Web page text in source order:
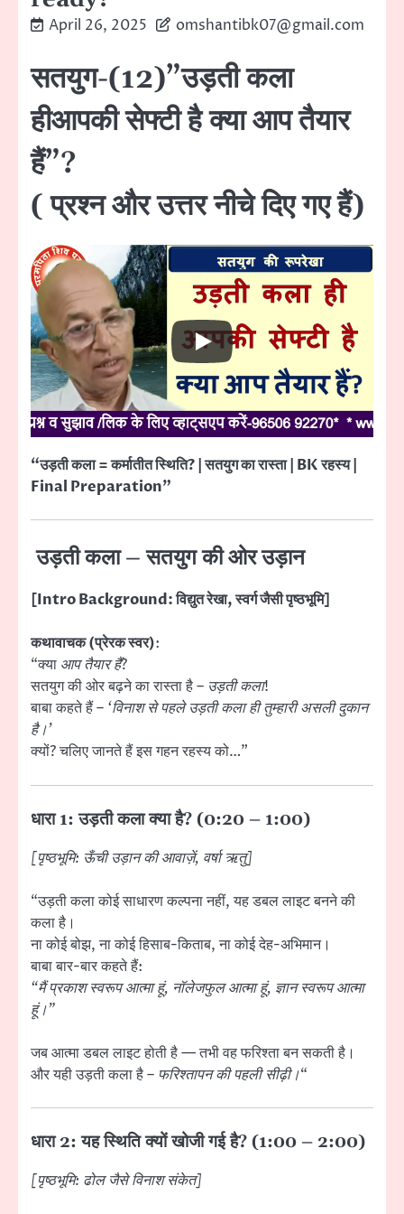
April 26, 2025 omshantibk07@gmail.com
सतयुग-(12)”उड़ती कला
हीआपकी सेफ्टी है क्या आप तैयार
हैं”?
( प्रश्न और उत्तर नीचे दिए गए हैं)
“उड़ती कला = कर्मातीत स्थिति? | सतयुग का रास्ता | BK रहस्य |
Final Preparation”
उड़ती कला – सतयुग की ओर उड़ान
[Intro Background: विद्युत रेखा, स्वर्ग जैसी पृष्ठभूमि]
कथावाचक (प्रेरक स्वर):
“क्या आप तैयार हैं?
सतयुग की ओर बढ़ने का रास्ता है – उड़ती कला!
बाबा कहते हैं – ‘विनाश से पहले उड़ती कला ही तुम्हारी असली दुकान
है।’
क्यों? चलिए जानते हैं इस गहन रहस्य को…”
धारा 1: उड़ती कला क्या है? (0:20 – 1:00)
[पृष्ठभूमि: ऊँची उड़ान की आवाज़ें, वर्षा ऋतु]
“उड़ती कला कोई साधारण कल्पना नहीं, यह डबल लाइट बनने की
कला है।
ना कोई बोझ, ना कोई हिसाब-किताब, ना कोई देह-अभिमान।
बाबा बार-बार कहते हैं:
“मैं प्रकाश स्वरूप आत्मा हूं, नॉलेजफुल आत्मा हूं, ज्ञान स्वरूप आत्मा
हूं।”
जब आत्मा डबल लाइट होती है — तभी वह फरिश्ता बन सकती है।
और यही उड़ती कला है – फरिश्तापन की पहली सीढ़ी।“
धारा 2: यह स्थिति क्यों खोजी गई है? (1:00 – 2:00)
[पृष्ठभूमि: ढोल जैसे विनाश संकेत]